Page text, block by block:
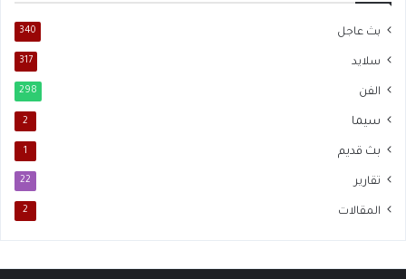
بث عاجل 340
سلايد 317
الفن 298
سيما 2
بث قديم 1
تقارير 22
المقالات 2